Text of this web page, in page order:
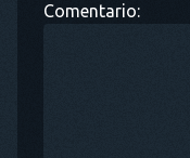
Comentario: